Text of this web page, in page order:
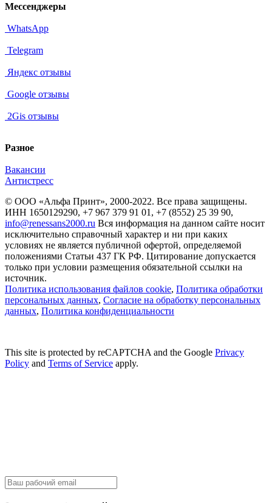
Мессенджеры
WhatsApp
Telegram
Яндекс отзывы
Google отзывы
2Gis отзывы
Разное
Вакансии
Антистресс
© ООО «Альфа Принт», 2000-2022. Все права защищены.
ИНН 1650129290, +7 967 379 91 01, +7 (8552) 25 39 90,
info@renessans2000.ru Вся информация на данном сайте носит
исключительно справочный характер и ни при каких
условиях не является публичной офертой, определяемой
положениями Статьи 437 ГК РФ. Цитирование допускается
только при условии размещения обязательной ссылки на
источник.
Политика использования файлов cookie, Политика обработки
персональных данных, Согласие на обработку персональных
данных, Политика конфиденциальности
This site is protected by reCAPTCHA and the Google Privacy
Policy and Terms of Service apply.